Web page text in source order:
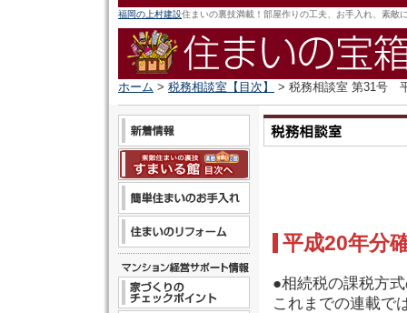
福岡の上村建設住まいの裏技満載！部屋作りの工夫、お手入れ、素敵
ホーム > 税務相談室【目次】 > 税務相談室 第31号
平成20年分
●相続税の課税方
これまでの連載で